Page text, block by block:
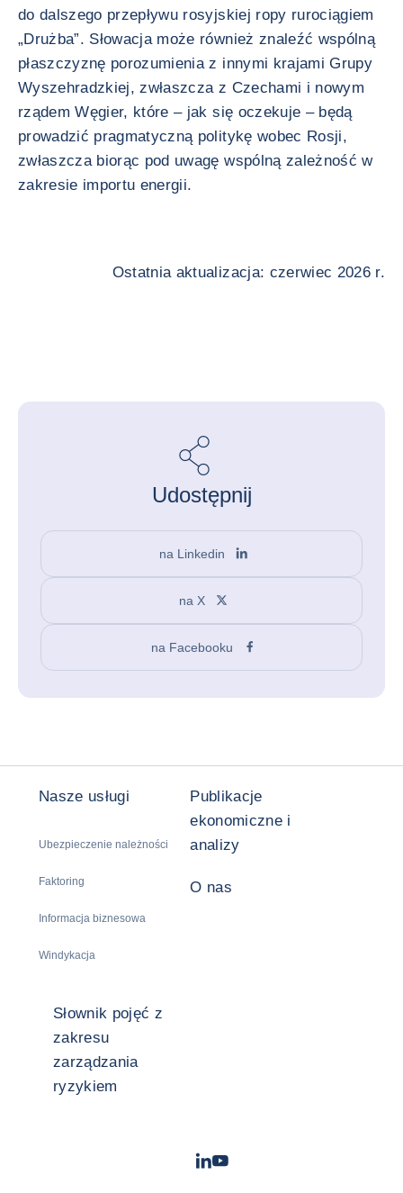
do dalszego przepływu rosyjskiej ropy rurociągiem
„Drużba”. Słowacja może również znaleźć wspólną
płaszczyznę porozumienia z innymi krajami Grupy
Wyszehradzkiej, zwłaszcza z Czechami i nowym
rządem Węgier, które – jak się oczekuje – będą
prowadzić pragmatyczną politykę wobec Rosji,
zwłaszcza biorąc pod uwagę wspólną zależność w
zakresie importu energii.
Ostatnia aktualizacja: czerwiec 2026 r.
Udostępnij
na Linkedin
na X
na Facebooku
Nasze usługi
Ubezpieczenie należności
Faktoring
Informacja biznesowa
Windykacja
Publikacje
ekonomiczne i
analizy
O nas
Słownik pojęć z
zakresu
zarządzania
ryzykiem
LinkedIn
Youtube